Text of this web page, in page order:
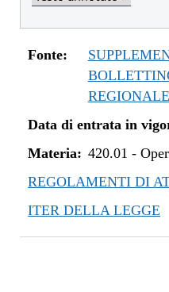
Fonte:
Data di entrata in
Materia: 420.01 -
REGOLAMENTI DI
ITER DELLA LEGGE